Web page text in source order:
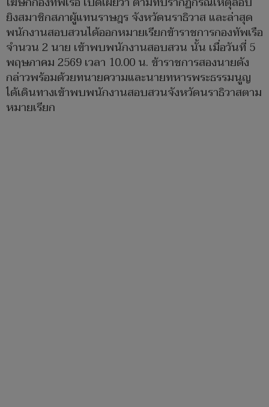
ยิงสมาชิกสภาผู้แทนราษฎร จังหวัดนราธิวาส และล่าสุด
พนักงานสอบสวนได้ออกหมายเรียกข้าราชการกองทัพเรือ
จำนวน 2 นาย เข้าพบพนักงานสอบสวน นั้น เมื่อวันที่ 5
พฤษภาคม 2569 เวลา 10.00 น. ข้าราชการสองนายดัง
กล่าวพร้อมด้วยทนายความและนายทหารพระธรรมนูญ
ได้เดินทางเข้าพบพนักงานสอบสวนจังหวัดนราธิวาสตาม
หมายเรียก